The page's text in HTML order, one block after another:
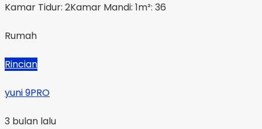
Kamar Tidur: 2Kamar Mandi: 1m²: 36
Rumah
Rincian
yuni 9PRO
3 bulan lalu